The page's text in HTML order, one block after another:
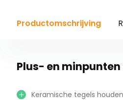
Productomschrijving
Plus- en minpunten
Keramische tegels